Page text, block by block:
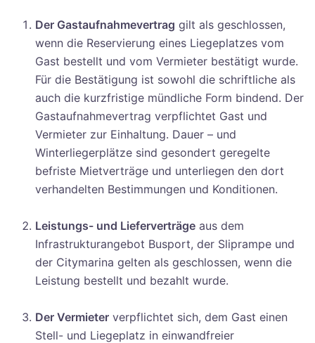
Der Gastaufnahmevertrag gilt als geschlossen,
wenn die Reservierung eines Liegeplatzes vom
Gast bestellt und vom Vermieter bestätigt wurde.
Für die Bestätigung ist sowohl die schriftliche als
auch die kurzfristige mündliche Form bindend. Der
Gastaufnahmevertrag verpflichtet Gast und
Vermieter zur Einhaltung. Dauer – und
Winterliegerplätze sind gesondert geregelte
befriste Mietverträge und unterliegen den dort
verhandelten Bestimmungen und Konditionen.
Leistungs- und Lieferverträge aus dem
Infrastrukturangebot Busport, der Sliprampe und
der Citymarina gelten als geschlossen, wenn die
Leistung bestellt und bezahlt wurde.
Der Vermieter verpflichtet sich, dem Gast einen
Stell- und Liegeplatz in einwandfreier